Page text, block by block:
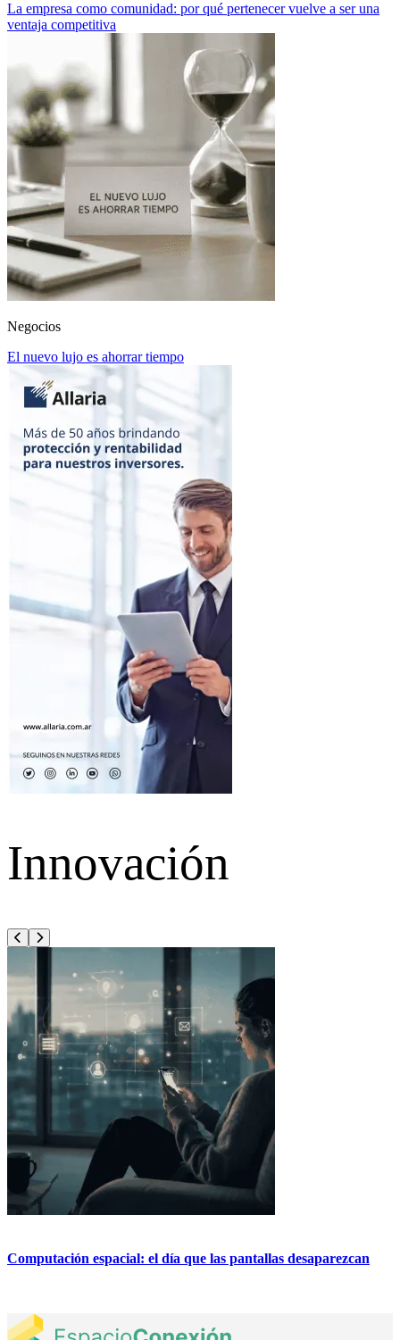
La empresa como comunidad: por qué pertenecer vuelve a ser una
ventaja competitiva
Negocios
El nuevo lujo es ahorrar tiempo
Innovación
AnteriorSiguiente
Computación espacial: el día que las pantallas desaparezcan